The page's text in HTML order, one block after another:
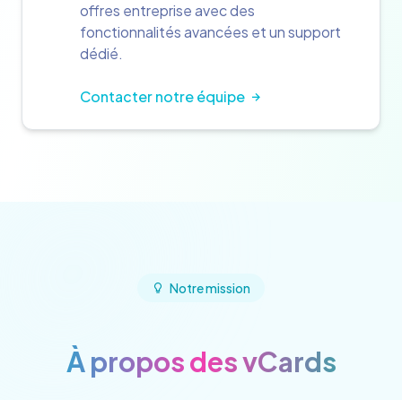
offres entreprise avec des
fonctionnalités avancées et un support
dédié.
Contacter notre équipe
Notre mission
À propos des vCards